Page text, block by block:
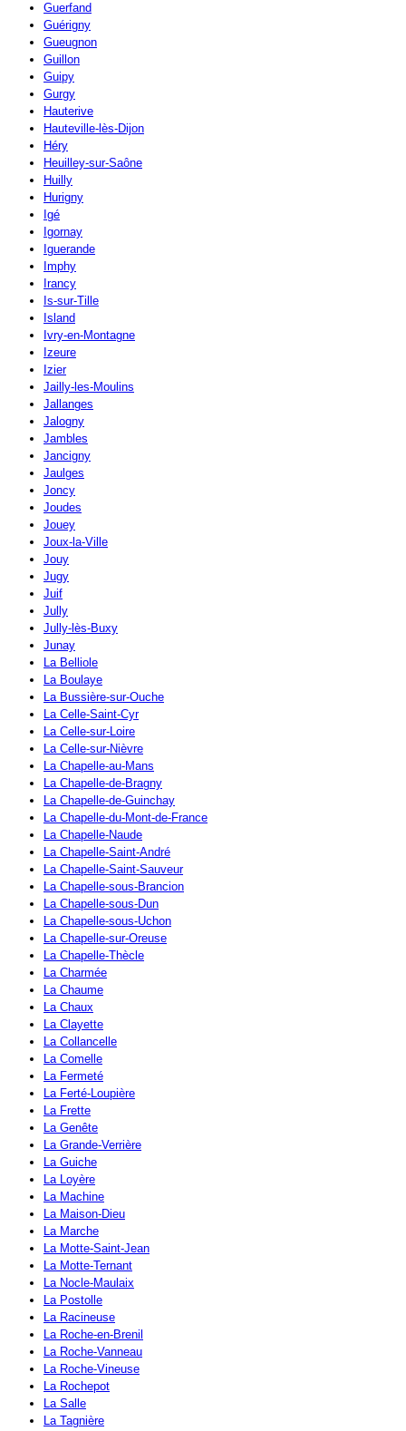
Guerfand
Guérigny
Gueugnon
Guillon
Guipy
Gurgy
Hauterive
Hauteville-lès-Dijon
Héry
Heuilley-sur-Saône
Huilly
Hurigny
Igé
Igornay
Iguerande
Imphy
Irancy
Is-sur-Tille
Island
Ivry-en-Montagne
Izeure
Izier
Jailly-les-Moulins
Jallanges
Jalogny
Jambles
Jancigny
Jaulges
Joncy
Joudes
Jouey
Joux-la-Ville
Jouy
Jugy
Juif
Jully
Jully-lès-Buxy
Junay
La Belliole
La Boulaye
La Bussière-sur-Ouche
La Celle-Saint-Cyr
La Celle-sur-Loire
La Celle-sur-Nièvre
La Chapelle-au-Mans
La Chapelle-de-Bragny
La Chapelle-de-Guinchay
La Chapelle-du-Mont-de-France
La Chapelle-Naude
La Chapelle-Saint-André
La Chapelle-Saint-Sauveur
La Chapelle-sous-Brancion
La Chapelle-sous-Dun
La Chapelle-sous-Uchon
La Chapelle-sur-Oreuse
La Chapelle-Thècle
La Charmée
La Chaume
La Chaux
La Clayette
La Collancelle
La Comelle
La Fermeté
La Ferté-Loupière
La Frette
La Genête
La Grande-Verrière
La Guiche
La Loyère
La Machine
La Maison-Dieu
La Marche
La Motte-Saint-Jean
La Motte-Ternant
La Nocle-Maulaix
La Postolle
La Racineuse
La Roche-en-Brenil
La Roche-Vanneau
La Roche-Vineuse
La Rochepot
La Salle
La Tagnière